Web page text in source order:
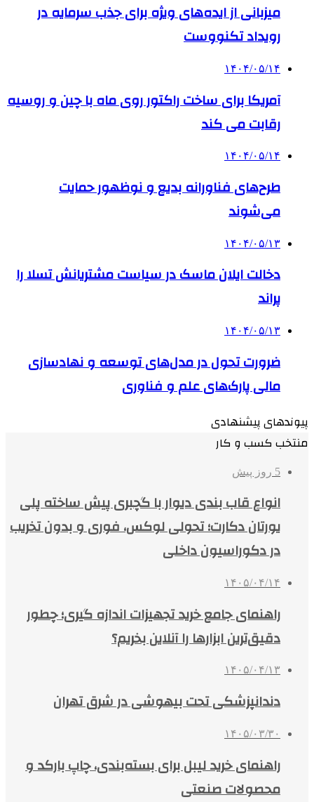
میزبانی از ایده‌های ویژه برای جذب سرمایه در
رویداد تکنووست
۱۴۰۴/۰۵/۱۴
آمریکا برای ساخت راکتور روی ماه با چین و روسیه
رقابت می کند
۱۴۰۴/۰۵/۱۴
طرح‌های فناورانه بدیع و نوظهور حمایت
می‌شوند
۱۴۰۴/۰۵/۱۳
دخالت ایلان ماسک در سیاست مشتریانش تسلا را
پراند
۱۴۰۴/۰۵/۱۳
ضرورت تحول در مدل‌های توسعه و نهادسازی
مالی پارک‌های علم و فناوری
پیوندهای پیشنهادی
منتخب کسب و کار
5 روز پیش
انواع قاب بندی دیوار با گچبری پیش ساخته پلی
یورتان دکارت؛ تحولی لوکس، فوری و بدون تخریب
در دکوراسیون داخلی
۱۴۰۵/۰۴/۱۴
راهنمای جامع خرید تجهیزات اندازه گیری؛ چطور
دقیق‌ترین ابزارها را آنلاین بخریم؟
۱۴۰۵/۰۴/۱۳
دندانپزشکی تحت بیهوشی در شرق تهران
۱۴۰۵/۰۳/۳۰
راهنمای خرید لیبل برای بسته‌بندی، چاپ بارکد و
محصولات صنعتی